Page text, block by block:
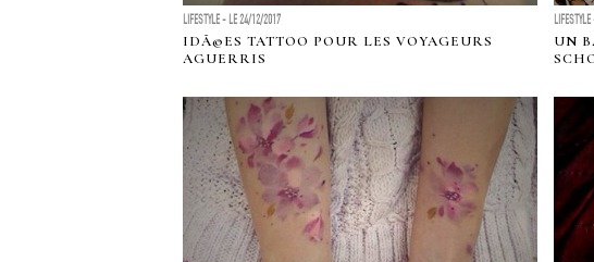
LIFESTYLE - LE 24/12/2017
IDÃ©ES TATTOO POUR LES VOYAGEURS
AGUERRIS
UN